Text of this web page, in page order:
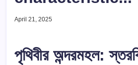
April 21, 2025
পৃথিবীর অন্দরমহল: